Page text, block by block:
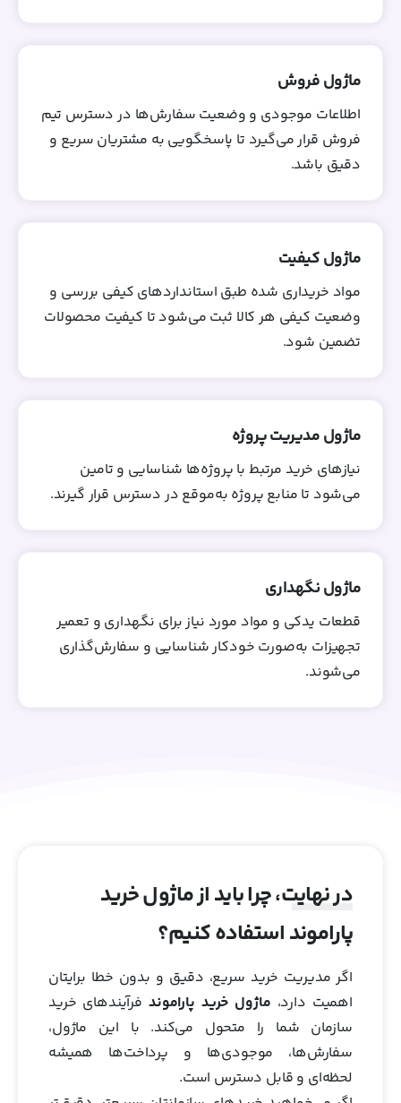
ماژول فروش
اطلاعات موجودی و وضعیت سفارش‌ها در دسترس تیم
فروش قرار می‌گیرد تا پاسخگویی به مشتریان سریع و
دقیق باشد.
ماژول کیفیت
مواد خریداری‌ شده طبق استانداردهای کیفی بررسی و
وضعیت کیفی هر کالا ثبت می‌شود تا کیفیت محصولات
تضمین شود.
ماژول مدیریت پروژه
نیازهای خرید مرتبط با پروژه‌ها شناسایی و تامین
می‌شود تا منابع پروژه به‌موقع در دسترس قرار گیرند.
ماژول نگهداری
قطعات یدکی و مواد مورد نیاز برای نگهداری و تعمیر
تجهیزات به‌صورت خودکار شناسایی و سفارش‌گذاری
می‌شوند.
در نهایت، چرا باید از ماژول خرید
پاراموند استفاده کنیم؟
اگر مدیریت خرید سریع، دقیق و بدون خطا برایتان
اهمیت دارد، ماژول خرید پاراموندفرآیندهای خرید
سازمان شما را متحول می‌کند. با این ماژول،
سفارش‌ها، موجودی‌ها و پرداخت‌ها همیشه
لحظه‌ای و قابل دسترس است.